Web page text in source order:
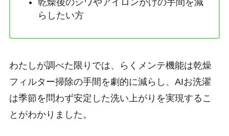
らしたい方
わたしが調べた限りでは、らくメンテ機能は乾燥
フィルター掃除の手間を劇的に減らし、AIお洗濯
は季節を問わず安定した洗い上がりを実現するこ
とがわかりました。